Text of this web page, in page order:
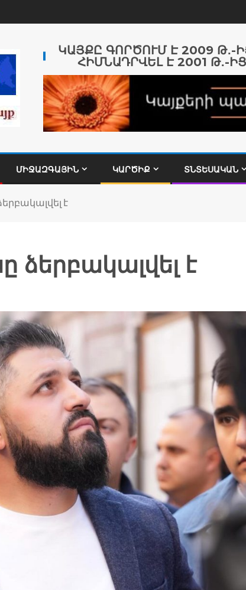
ԿԱՅՔԸ ԳՈՐԾՈՒՄ Է 2009 Թ․-
ՀԻՄՆԱԴՐՎԵԼ Է 2001 Թ․-
ՄԻՋԱԶԳԱՅԻՆ ԿԱՐԾԻՔ ՏՆՏԵՍԱԿԱՆ
է
ձերբակալվել է